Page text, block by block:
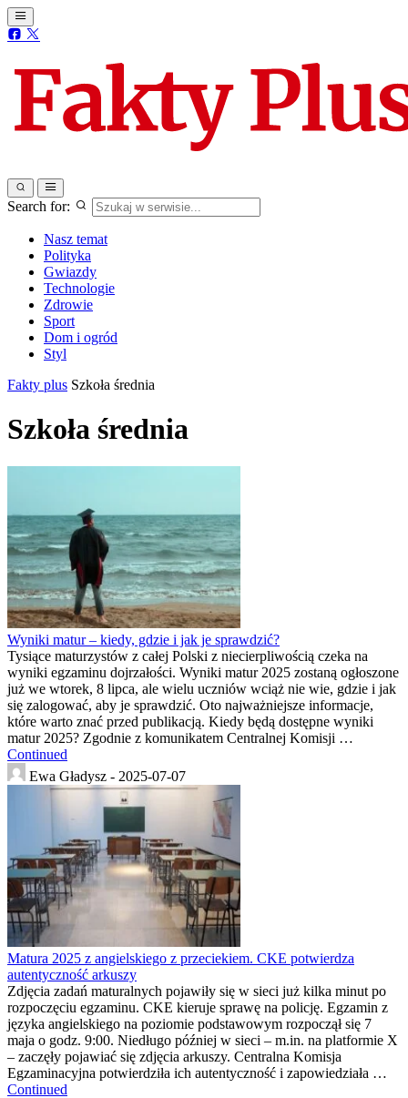
Search for:
Nasz temat
Polityka
Gwiazdy
Technologie
Zdrowie
Sport
Dom i ogród
Styl
Fakty plus Szkoła średnia
Szkoła średnia
Wyniki matur – kiedy, gdzie i jak je sprawdzić?
Tysiące maturzystów z całej Polski z niecierpliwością czeka na
wyniki egzaminu dojrzałości. Wyniki matur 2025 zostaną ogłoszone
już we wtorek, 8 lipca, ale wielu uczniów wciąż nie wie, gdzie i jak
się zalogować, aby je sprawdzić. Oto najważniejsze informacje,
które warto znać przed publikacją. Kiedy będą dostępne wyniki
matur 2025? Zgodnie z komunikatem Centralnej Komisji …
Continued
Ewa Gładysz - 2025-07-07
Matura 2025 z angielskiego z przeciekiem. CKE potwierdza
autentyczność arkuszy
Zdjęcia zadań maturalnych pojawiły się w sieci już kilka minut po
rozpoczęciu egzaminu. CKE kieruje sprawę na policję. Egzamin z
języka angielskiego na poziomie podstawowym rozpoczął się 7
maja o godz. 9:00. Niedługo później w sieci – m.in. na platformie X
– zaczęły pojawiać się zdjęcia arkuszy. Centralna Komisja
Egzaminacyjna potwierdziła ich autentyczność i zapowiedziała …
Continued